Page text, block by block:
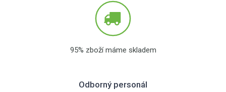
95% zboží máme skladem
Odborný personál